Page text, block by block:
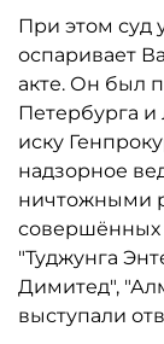
При этом суд
оспаривает
акте. Он был
Петербурга и
иску
надзорное
ничтожными
совершённых
"Туджунга
Димитед",
выступали